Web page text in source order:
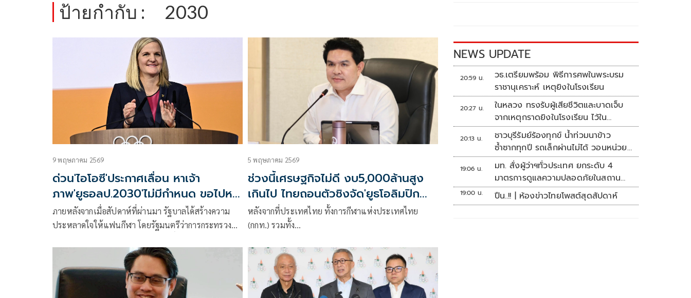
ป้ายกำกับ : 2030
9 พฤษภาคม 2569
ด่วน'ไอโอซี'ประกาศเลื่อน หาเจ้า
ภาพ'ยูธอลป.2030'ไม่มีกำหนด ขอไปหา
เป้าหมายการจัดก่อน
ภายหลังจากเมื่่อสัปดาห์ที่ผ่านมา รัฐบาลได้สร้างความ
ประหลาดใจให้แฟนกีฬา โดยรัฐมนตรีว่าการกระทรวง
ประกาศว่า ประเทศไทยขอถอนตัว จากการชิงเจ้าภาพจัด
กีฬาโอลิมปิกเยาวชน”ยูธ โอลิมปิก 2030″ หลังจากที่
ประเทศไทยเข้ารอบ3ประเทศสุดท้าย ร่วมกับชิลี และ
ปารากวัย ทั้งๆที่ประเทศไทยมีโอกาสได้รับการคัดเลือก
5 พฤษภาคม 2569
ช่วงนี้เศรษฐกิจไม่ดี งบ5,000ล้านสูง
เกินไป ไทยถอนตัวชิงจัด'ยูธโอลิมปิก
2030'
หลังจากที่ประเทศไทย ทั้งการกีฬาแห่งประเทศไทย
(กกท.) รวมทั้ง
ที่เกี่ยวข้อง
สร้างความฮือฮา ด้วยการประโคมข่างการพร้อมเสนอตัว
จัดโอลิมปิกเยาวชน “ยูธ โอลิมปิก2030”
NEWS UPDATE
20:59 น.
วธ.เตรียมพร้อม พิธีการศพในพระบรม
ราชานุเคราะห์ เหตุยิงในโรงเรียน
20:27 น.
ในหลวง ทรงรับผู้เสียชีวิตและบาดเจ็บ
จากเหตุกราดยิงในโรงเรียน ไว้ใน
พระบรมราชานุเคราะห์
20:13 น.
ชาวบุรีรัมย์ร้องทุกข์ น้ำท่วมนาข้าว
ซ้ำซากทุกปี รถเล็กผ่านไม่ได้ วอนหน่วย
งานเร่งแก้ไข
19:06 น.
มท. สั่งผู้ว่าฯทั่วประเทศ ยกระดับ 4
มาตรการดูแลความปลอดภัยในสถาน
ศึกษา
19:00 น. ปืน..!! | ห้องข่าวไทยโพสต์สุดสัปดาห์